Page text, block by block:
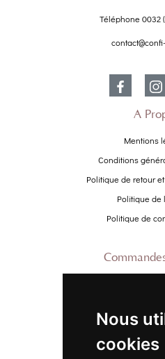
Nous
cookies
Téléphone 0032
À
Mentions
Conditions
Politique de retour
Politique de
Politique de
Suivre ma